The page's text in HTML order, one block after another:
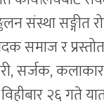
संस्था सङ्गीत
समाज र
सर्जक,
२६ गते